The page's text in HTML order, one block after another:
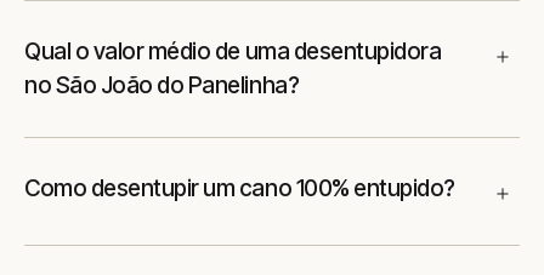
Qual o valor médio de uma desentupidora
no São João do Panelinha?
Como desentupir um cano 100% entupido?